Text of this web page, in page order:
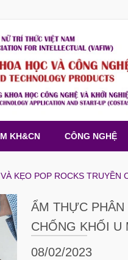
KH&CN CÔNG NGHỆ
KẸO POP ROCKS TRUYỀN
ẨM THỰC
CHỐNG KHỐI U
08/02/2023